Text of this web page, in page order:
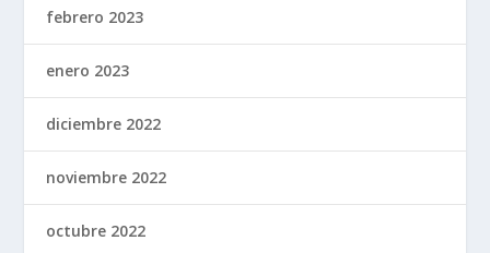
febrero 2023
enero 2023
diciembre 2022
noviembre 2022
octubre 2022